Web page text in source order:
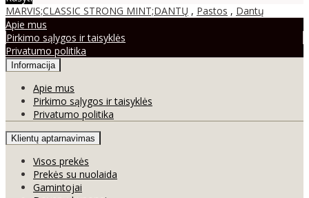
MARVIS;CLASSIC STRONG MINT;DANTŲ , Pastos , Dantų
Apie mus
Pirkimo sąlygos ir taisyklės
Privatumo politika
Informacija
Apie mus
Pirkimo sąlygos ir taisyklės
Privatumo politika
Klientų aptarnavimas
Visos prekės
Prekės su nuolaida
Gamintojai